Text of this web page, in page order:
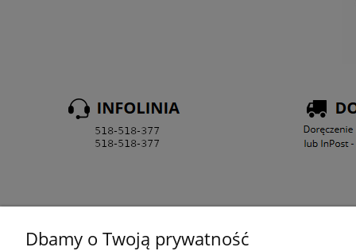
Dbamy o Twoją prywatność